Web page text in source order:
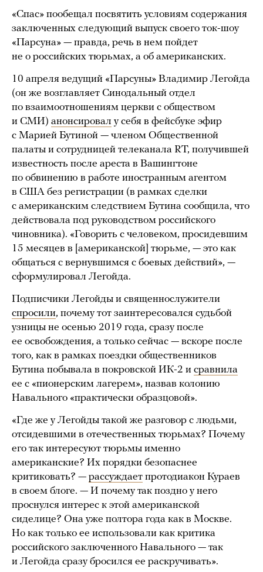
«Спас» пообещал посвятить условиям содержания
заключенных следующий выпуск своего ток-шоу
«Парсуна» — правда, речь в нем пойдет
не о российских тюрьмах, а об американских.
10 апреля ведущий «Парсуны» Владимир Легойда
(он же возглавляет Синодальный отдел
по взаимоотношениям церкви с обществом
и СМИ) анонсировал у себя в фейсбуке эфир
с Марией Бутиной — членом Общественной
палаты и сотрудницей телеканала RT, получившей
известность после ареста в Вашингтоне
по обвинению в работе иностранным агентом
в США без регистрации (в рамках сделки
с американским следствием Бутина сообщила, что
действовала под руководством российского
чиновника). «Говорить с человеком, просидевшим
15 месяцев в [американской] тюрьме, — это как
общаться с вернувшимся с боевых действий», —
сформулировал Легойда.
Подписчики Легойды и священнослужители
спросили, почему тот заинтересовался судьбой
узницы не осенью 2019 года, сразу после
ее освобождения, а только сейчас — вскоре после
того, как в рамках поездки общественников
Бутина побывала в покровской ИК-2 и сравнила
ее с «пионерским лагерем», назвав колонию
Навального «практически образцовой».
«Где же у Легойды такой же разговор с людьми,
отсидевшими в отечественных тюрьмах? Почему
его так интересуют тюрьмы именно
американские? Их порядки безопаснее
критиковать? — рассуждает протодиакон Кураев
в своем блоге. — И почему так поздно у него
проснулся интерес к этой американской
сиделице? Она уже полтора года как в Москве.
Но как только ее использовали как критика
российского заключенного Навального — так
и Легойда сразу бросился ее раскручивать».